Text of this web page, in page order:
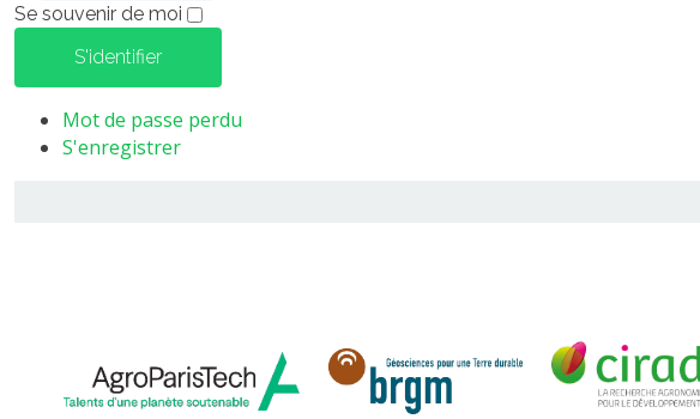
Se souvenir de moi
S'identifier
Mot de passe perdu
S'enregistrer